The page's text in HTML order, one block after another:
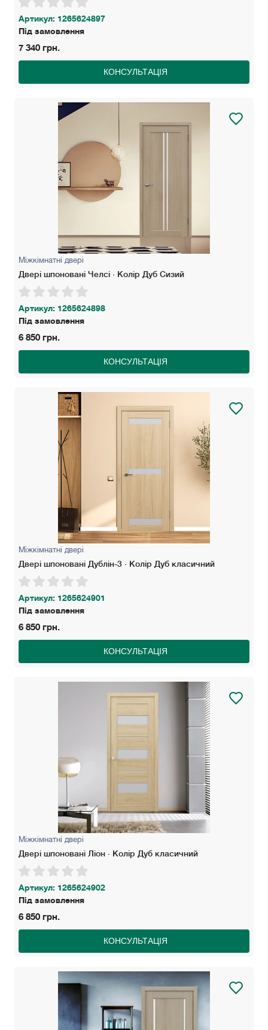
Артикул: 1265624897
Під замовлення
7 340 грн.
КОНСУЛЬТАЦІЯ
Міжкімнатні двері
Двері шпоновані Челсі · Колір Дуб Сизий
Артикул: 1265624898
Під замовлення
6 850 грн.
КОНСУЛЬТАЦІЯ
Міжкімнатні двері
Двері шпоновані Дублін-3 · Колір Дуб класичний
Артикул: 1265624901
Під замовлення
6 850 грн.
КОНСУЛЬТАЦІЯ
Міжкімнатні двері
Двері шпоновані Ліон · Колір Дуб класичний
Артикул: 1265624902
Під замовлення
6 850 грн.
КОНСУЛЬТАЦІЯ